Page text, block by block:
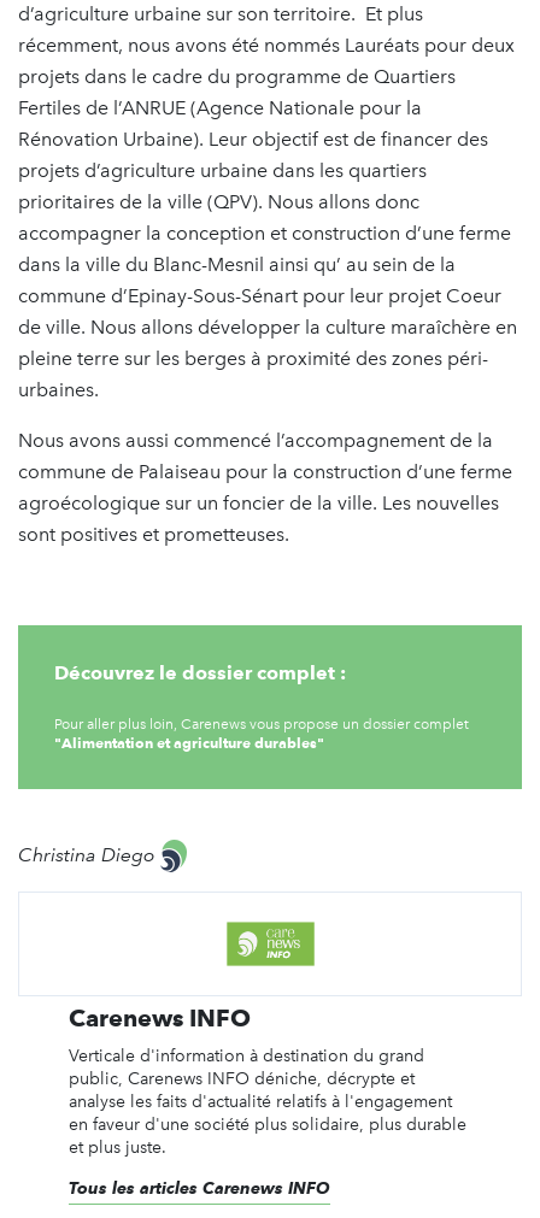
d’agriculture urbaine sur son territoire. Et plus
récemment, nous avons été nommés Lauréats pour deux
projets dans le cadre du programme de Quartiers
Fertiles de l’ANRUE (Agence Nationale pour la
Rénovation Urbaine). Leur objectif est de financer des
projets d’agriculture urbaine dans les quartiers
prioritaires de la ville (QPV). Nous allons donc
accompagner la conception et construction d’une ferme
dans la ville du Blanc-Mesnil ainsi qu’ au sein de la
commune d’Epinay-Sous-Sénart pour leur projet Coeur
de ville. Nous allons développer la culture maraîchère en
pleine terre sur les berges à proximité des zones péri-
urbaines.
Nous avons aussi commencé l’accompagnement de la
commune de Palaiseau pour la construction d’une ferme
agroécologique sur un foncier de la ville. Les nouvelles
sont positives et prometteuses.
Découvrez le dossier complet :
Pour aller plus loin, Carenews vous propose un dossier complet
"Alimentation et agriculture durables"
Christina Diego
Carenews INFO
Verticale d'information à destination du grand
public, Carenews INFO déniche, décrypte et
analyse les faits d'actualité relatifs à l'engagement
en faveur d'une société plus solidaire, plus durable
et plus juste.
Tous les articles Carenews INFO